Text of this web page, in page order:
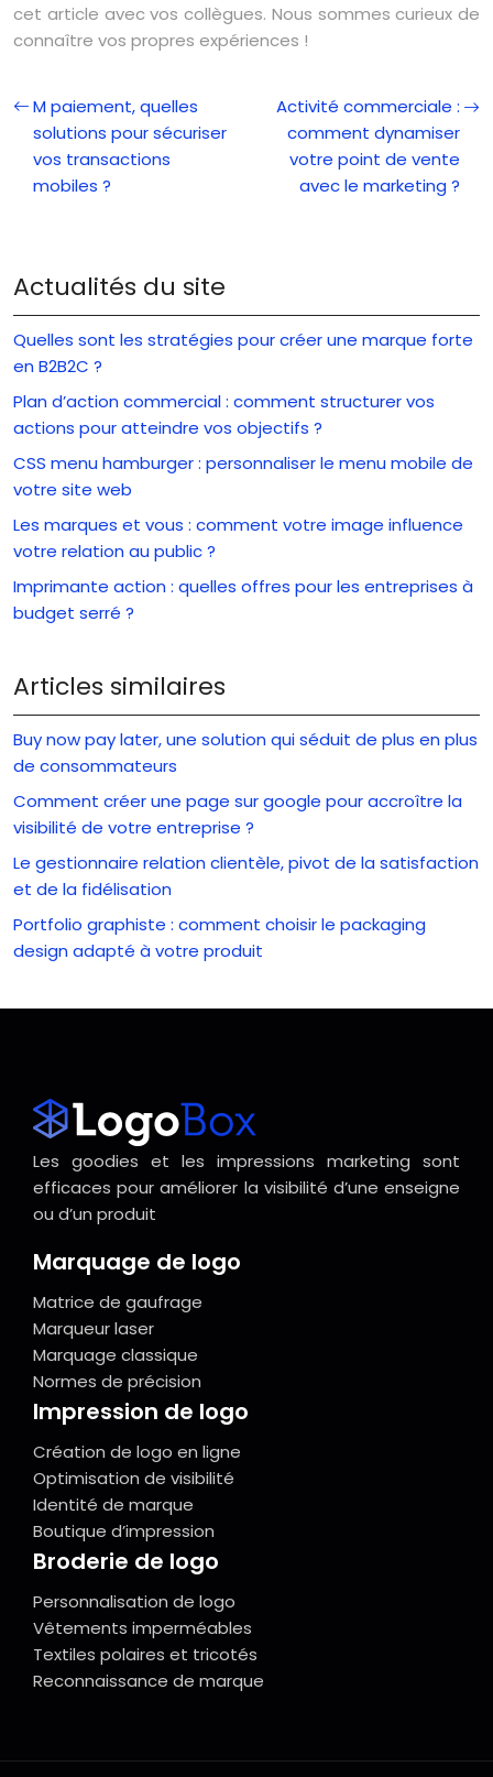
cet article avec vos collègues. Nous sommes curieux de
connaître vos propres expériences !
M paiement, quelles
solutions pour sécuriser
vos transactions
mobiles ?
Activité commerciale :
comment dynamiser
votre point de vente
avec le marketing ?
Actualités du site
Quelles sont les stratégies pour créer une marque forte
en B2B2C ?
Plan d’action commercial : comment structurer vos
actions pour atteindre vos objectifs ?
CSS menu hamburger : personnaliser le menu mobile de
votre site web
Les marques et vous : comment votre image influence
votre relation au public ?
Imprimante action : quelles offres pour les entreprises à
budget serré ?
Articles similaires
Buy now pay later, une solution qui séduit de plus en plus
de consommateurs
Comment créer une page sur google pour accroître la
visibilité de votre entreprise ?
Le gestionnaire relation clientèle, pivot de la satisfaction
et de la fidélisation
Portfolio graphiste : comment choisir le packaging
design adapté à votre produit
Les goodies et les impressions marketing sont
efficaces pour améliorer la visibilité d’une enseigne
ou d’un produit
Marquage de logo
Matrice de gaufrage
Marqueur laser
Marquage classique
Normes de précision
Impression de logo
Création de logo en ligne
Optimisation de visibilité
Identité de marque
Boutique d’impression
Broderie de logo
Personnalisation de logo
Vêtements imperméables
Textiles polaires et tricotés
Reconnaissance de marque